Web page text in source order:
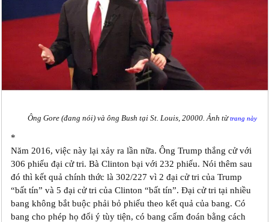
Ông Gore (đang nói) và ông Bush tại St. Louis, 20000. Ảnh từtrang này
*
Năm 2016, việc này lại xảy ra lần nữa. Ông Trump thắng cử với
306 phiếu đại cử tri. Bà Clinton bại với 232 phiếu. Nói thêm sau
đó thì kết quả chính thức là 302/227 vì 2 đại cử tri của Trump
“bất tín” và 5 đại cử tri của Clinton “bất tín”. Đại cử tri tại nhiều
bang không bắt buộc phải bỏ phiếu theo kết quả của bang. Có
bang cho phép họ đổi ý tùy tiện, có bang cấm đoán bằng cách